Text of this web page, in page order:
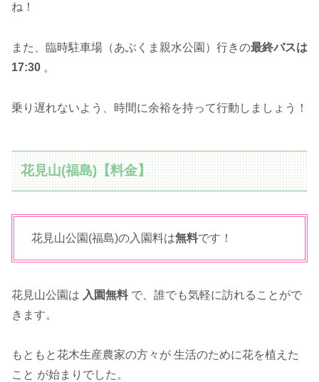
ね！
また、臨時駐車場（あぶくま親水公園）行きの最終バスは
17:30 。
乗り遅れないよう、時間に余裕を持って行動しましょう！
花見山(福島)【料金】
花見山公園(福島)の入園料は無料です！
花見山公園は 入園無料で、誰でも気軽に訪れることがで
きます。
もともと花木生産農家の方々が 生活のために花を植えた
こと が始まりでした。